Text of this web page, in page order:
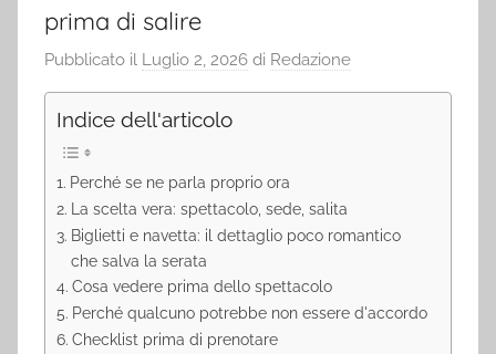
prima di salire
Pubblicato il Luglio 2, 2026 di Redazione
Indice dell'articolo
Perché se ne parla proprio ora
La scelta vera: spettacolo, sede, salita
Biglietti e navetta: il dettaglio poco romantico
che salva la serata
Cosa vedere prima dello spettacolo
Perché qualcuno potrebbe non essere d'accordo
Checklist prima di prenotare